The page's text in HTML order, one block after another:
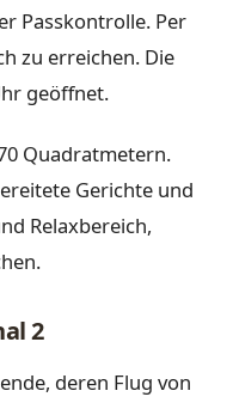
Passkontrolle. Per
zu erreichen. Die
geöffnet.
Quadratmetern.
Gerichte und
Relaxbereich,
2
deren Flug von